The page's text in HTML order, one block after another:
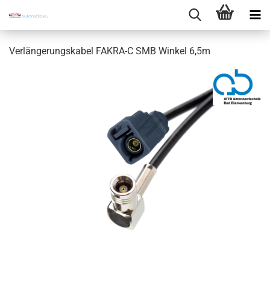
Verlängerungskabel FAKRA-C SMB Winkel 6,5m